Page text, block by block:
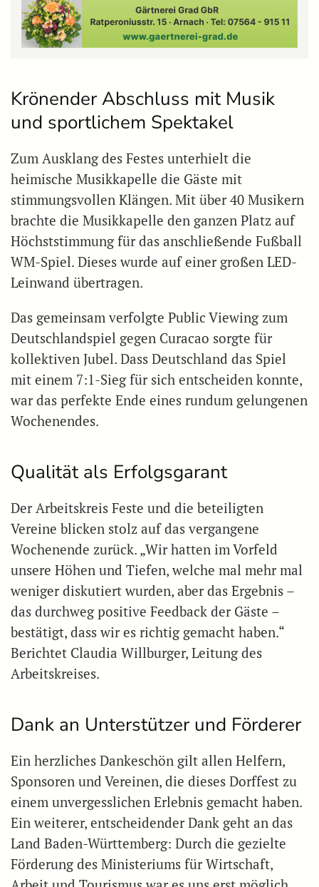
Krönender Abschluss mit Musik
und sportlichem Spektakel
Zum Ausklang des Festes unterhielt die
heimische Musikkapelle die Gäste mit
stimmungsvollen Klängen. Mit über 40 Musikern
brachte die Musikkapelle den ganzen Platz auf
Höchststimmung für das anschließende Fußball
WM-Spiel. Dieses wurde auf einer großen LED-
Leinwand übertragen.
Das gemeinsam verfolgte Public Viewing zum
Deutschlandspiel gegen Curacao sorgte für
kollektiven Jubel. Dass Deutschland das Spiel
mit einem 7:1-Sieg für sich entscheiden konnte,
war das perfekte Ende eines rundum gelungenen
Wochenendes.
Qualität als Erfolgsgarant
Der Arbeitskreis Feste und die beteiligten
Vereine blicken stolz auf das vergangene
Wochenende zurück. „Wir hatten im Vorfeld
unsere Höhen und Tiefen, welche mal mehr mal
weniger diskutiert wurden, aber das Ergebnis –
das durchweg positive Feedback der Gäste –
bestätigt, dass wir es richtig gemacht haben.“
Berichtet Claudia Willburger, Leitung des
Arbeitskreises.
Dank an Unterstützer und Förderer
Ein herzliches Dankeschön gilt allen Helfern,
Sponsoren und Vereinen, die dieses Dorffest zu
einem unvergesslichen Erlebnis gemacht haben.
Ein weiterer, entscheidender Dank geht an das
Land Baden-Württemberg: Durch die gezielte
Förderung des Ministeriums für Wirtschaft,